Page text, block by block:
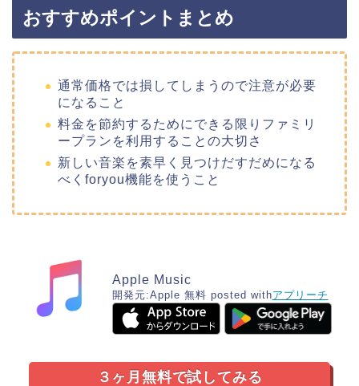
おすすめポイントまとめ
通常価格では損してしまうので注意が必要
になること
料金を節約するためにできる限りファミリ
ープランを利用することの大切さ
新しい音楽を素早く見つけだすだめになる
べくforyou機能を使うこと
Apple Music
開発元:Apple 無料 posted withアプリーチ
３ヶ月無料で試してみる